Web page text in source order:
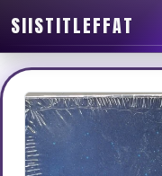
SIISTITLEFFAT